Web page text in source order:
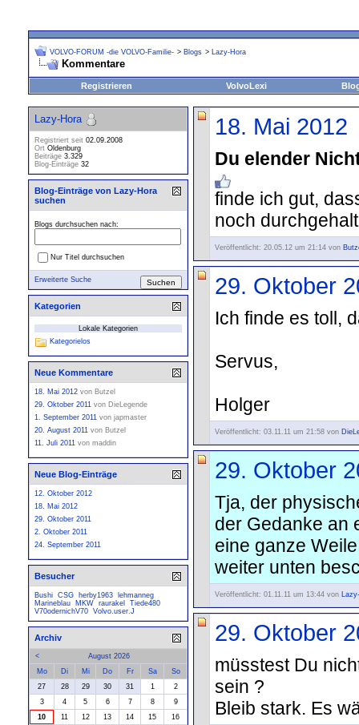
VOLVO-FORUM -die VOLVO-Familie- > Blogs > Lazy-Hora
Kommentare
Registrieren VolvoLexi
18. Mai 2012
Du elender
finde ich gut,
noch
Veröffentlicht: 20.05.12 um 21:14 von
29. Oktober
Ich finde es toll,
Servus,
Holger
Veröffentlicht: 03.11.11 um 21:58 von
29. Oktober
Tja, der
der Gedanke an
eine ganze
weiter unten
Veröffentlicht: 01.11.11 um 13:44 von
29. Oktober
müsstest Du
sein ?
Bleib stark. Es
Lazy-Hora
Registriert seit 02.09.2008
Ort Oldenburg
Beiträge 3.329
Blog-Einträge 32
Blog-Einträge von Lazy-Hora
suchen
Blogs durchsuchen nach:
Nur Titel durchsuchen
Erweiterte Suche
Kategorien
Lokale Kategorien
Kategorielos
Neue Kommentare
18. Mai 2012 von Butzel
29. Oktober 2011 von DieLegende
1. September 2011 von japmaster
20. August 2011 von Butzel
11. Juli 2011 von maddin
Neue Blog-Einträge
12. Oktober 2012
18. Mai 2012
29. Oktober 2011
2. Oktober 2011
24. September 2011
Besucher
Bushi CSG herby1963
lehmanneg
Marineblau
MKW raurakel
Tiede480
V70odernichV70 Volvo.user.J
Archiv
<
August 2026
Mo
Di Mi Do Fr Sa
So
27
28 29 30 31 1
2
3
4 5 6 7 8
9
10
11 12 13 14 15
16